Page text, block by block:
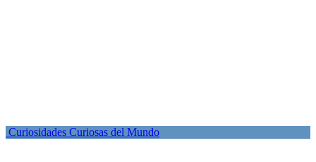
Curiosidades Curiosas del Mundo